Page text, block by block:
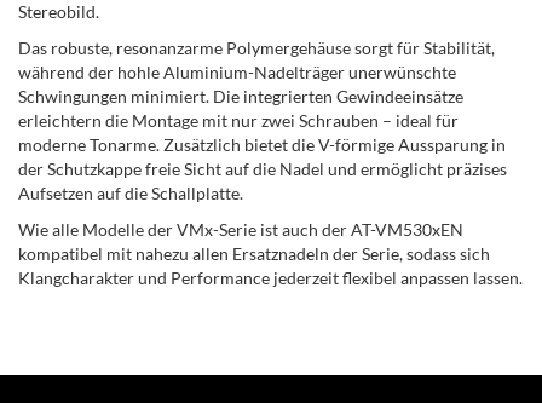
Stereobild.
Das robuste, resonanzarme Polymergehäuse sorgt für Stabilität,
während der hohle Aluminium-Nadelträger unerwünschte
Schwingungen minimiert. Die integrierten Gewindeeinsätze
erleichtern die Montage mit nur zwei Schrauben – ideal für
moderne Tonarme. Zusätzlich bietet die V-förmige Aussparung in
der Schutzkappe freie Sicht auf die Nadel und ermöglicht präzises
Aufsetzen auf die Schallplatte.
Wie alle Modelle der VMx-Serie ist auch der AT-VM530xEN
kompatibel mit nahezu allen Ersatznadeln der Serie, sodass sich
Klangcharakter und Performance jederzeit flexibel anpassen lassen.